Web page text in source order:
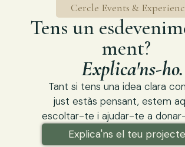
Cercle Events &
Tens un
ment?
Explica'ns-ho.
Tant si tens una idea clara
just estàs pensant, estem
escoltar-te i ajudar-te a
Explica'ns el teu projecte